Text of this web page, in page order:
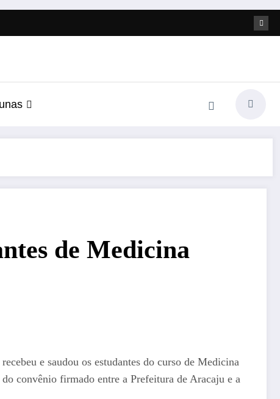
de Medicina
e saudou os estudantes do curso de Medicina
convênio firmado entre a Prefeitura de Aracaju e a